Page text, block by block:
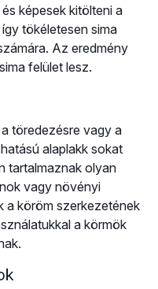
képesek kitölteni a
tökéletesen sima
Az eredmény
felület lesz.
töredezésre vagy a
alaplakk sokat
tartalmaznak olyan
vagy növényi
a köröm szerkezetének
a körmök